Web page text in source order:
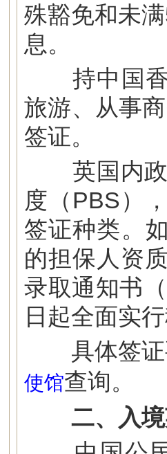
殊豁免和未
息。
持中国香
旅游、从事
签证。
英国内政
度（PBS）
签证种类。
的担保人资
录取通知书
日起全面实
具体签证
使馆查询。
二、入